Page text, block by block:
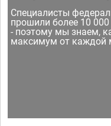
Специалисты
прошили более 10
- поэтому мы знаем,
максимум от каждой